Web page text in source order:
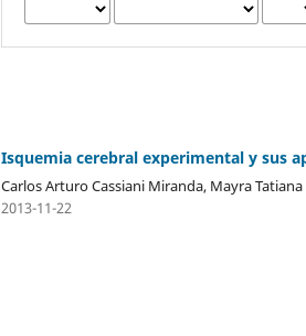
Isquemia cerebral experimental y sus
Carlos Arturo Cassiani Miranda, Mayra
2013-11-22